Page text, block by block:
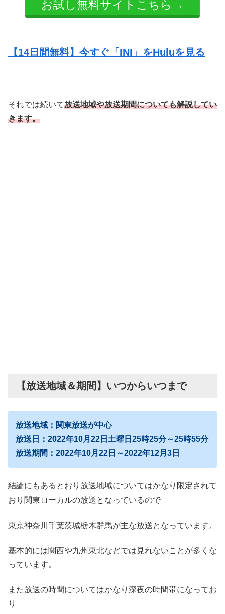
お試し無料サイトこちら→
【14日間無料】今すぐ「INI」をHuluを見る
それでは続いて放送地域や放送期間についても解説してい
きます。
【放送地域＆期間】いつからいつまで
放送地域：関東放送が中心
放送日：2022年10月22日土曜日25時25分～25時55分
放送期間： 2022年10月22日～2022年12月3日
結論にもあるとおり放送地域についてはかなり限定されて
おり関東ローカルの放送となっているので
東京神奈川千葉茨城栃木群馬が主な放送となっています。
基本的には関西や九州東北などでは見れないことが多くな
っています。
また放送の時間についてはかなり深夜の時間帯になってお
り